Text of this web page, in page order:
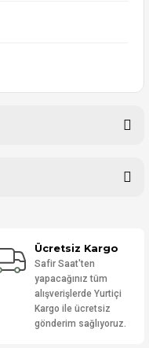
Ücretsiz Kargo
Safir Saat'ten
yapacağınız tüm
alışverişlerde Yurtiçi
Kargo ile ücretsiz
gönderim sağlıyoruz.